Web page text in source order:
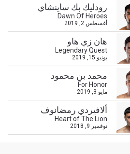
رودليك بك ساينشاي
Dawn Of Heroes
أغسطس 2, 2019
هان زي هاو
Legendary Quest
يونيو 15, 2019
محمد بن محمود
For Honor
مايو 3, 2019
ألافيردي رمضانوف
Heart of The Lion
نوفمبر 9, 2018
ذهبت! اشترك الآن للوصول
العروض الخاصة والحصول على
الحية.